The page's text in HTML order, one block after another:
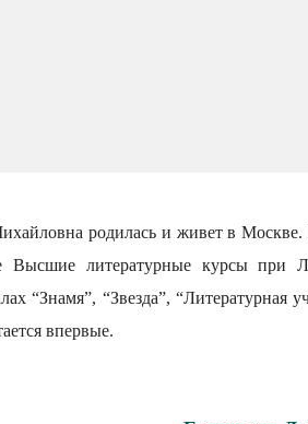
родилась и живет в
литературные курсы при
“Знамя”, “Звезда”,
впервые.